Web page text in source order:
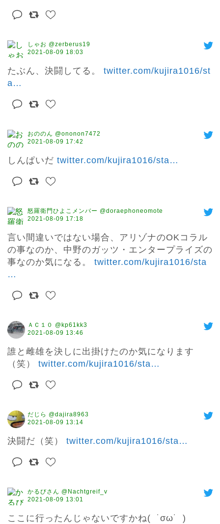
しゃお @zerberus19
2021-08-09 18:03
たぶん、決闘してる。 twitter.com/kujira1016/st
a…
おののん @ononon7472
2021-08-09 17:42
しんぱいだ twitter.com/kujira1016/sta…
怒羅衛門ひよこメンバー @doraephoneomote
2021-08-09 17:18
言い間違いではない場合、アリゾナのOKコラル
の事なのか、中野のガッツ・エンタープライズの
事なのか気になる。 twitter.com/kujira1016/sta
…
ＡＣ１０ @kp61kk3
2021-08-09 13:46
誰と雌雄を決しに出掛けたのか気になります
（笑） twitter.com/kujira1016/sta…
だじら @dajira8963
2021-08-09 13:14
決闘だ（笑） twitter.com/kujira1016/sta…
かるびさん @Nachtgreif_v
2021-08-09 13:01
ここに行ったんじゃないですかね(  ˙σω˙  )